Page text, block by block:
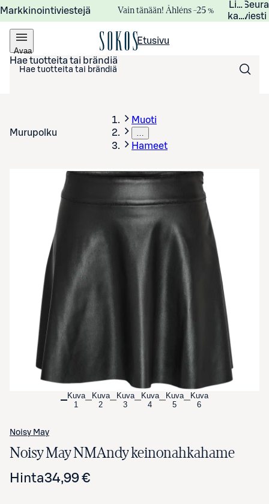
Markkinointiviestejä Vain tänään! Åhléns –25 %
viesti
Avaa
valikko
Etusivu
Hae tuotteita tai brändiä
Murupolku
Muoti
…
Hameet
Avaa tuotekuva suurennettuna
Kuva
1
Kuva
2
Kuva
3
Kuva
4
Kuva
5
Kuva
6
Noisy May
Noisy May NMAndy keinonahkahame
Hinta34,99 €